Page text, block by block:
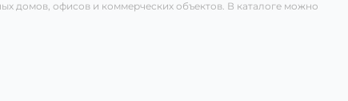
домов, офисов и коммерческих объектов. В каталоге можно